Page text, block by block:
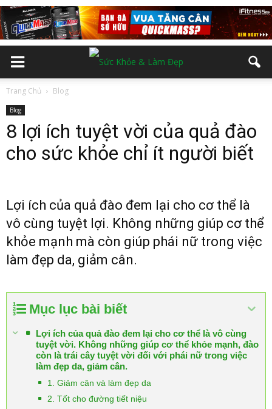
Trang Chủ Blog
Blog
8 lợi ích tuyệt vời của quả đào
cho sức khỏe chỉ ít người biết
Lợi ích của quả đào đem lại cho cơ thể là
vô cùng tuyệt lợi. Không những giúp cơ thể
khỏe mạnh mà còn giúp phái nữ trong việc
làm đẹp da, giảm cân.
Mục lục bài biết
Lợi ích của quả đào đem lại cho cơ thể là vô cùng
tuyệt vời. Không những giúp cơ thể khỏe mạnh, đào
còn là trái cây tuyệt vời đối với phái nữ trong việc
làm đẹp da, giảm cân.
1. Giảm cân và làm đẹp da
2. Tốt cho đường tiết niệu